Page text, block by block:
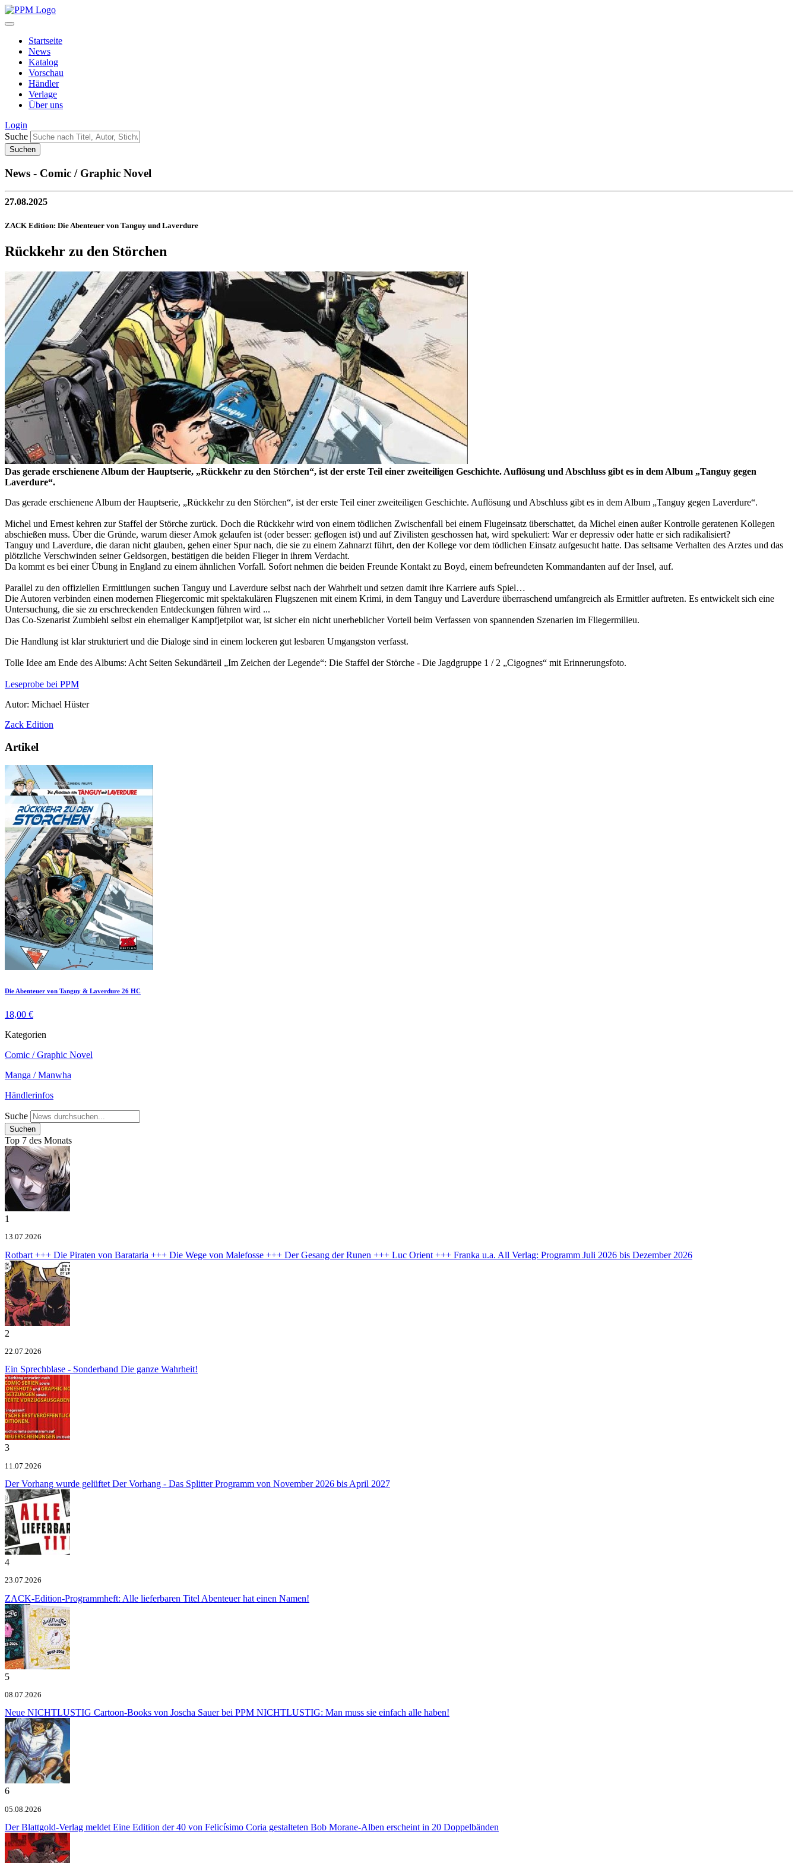
Startseite
News
Katalog
Vorschau
Händler
Verlage
Über uns
Login
Suche
News - Comic / Graphic Novel
27.08.2025
ZACK Edition: Die Abenteuer von Tanguy und Laverdure
Rückkehr zu den Störchen
Das gerade erschienene Album der Hauptserie, „Rückkehr zu den Störchen“, ist der erste Teil einer zweiteiligen Geschichte. Auflösung und Abschluss gibt es in dem Album „Tanguy gegen
Laverdure“.
Das gerade erschienene Album der Hauptserie, „Rückkehr zu den Störchen“, ist der erste Teil einer zweiteiligen Geschichte. Auflösung und Abschluss gibt es in dem Album „Tanguy gegen Laverdure“.
Michel und Ernest kehren zur Staffel der Störche zurück. Doch die Rückkehr wird von einem tödlichen Zwischenfall bei einem Flugeinsatz überschattet, da Michel einen außer Kontrolle geratenen Kollegen
abschießen muss. Über die Gründe, warum dieser Amok gelaufen ist (oder besser: geflogen ist) und auf Zivilisten geschossen hat, wird spekuliert: War er depressiv oder hatte er sich radikalisiert?
Tanguy und Laverdure, die daran nicht glauben, gehen einer Spur nach, die sie zu einem Zahnarzt führt, den der Kollege vor dem tödlichen Einsatz aufgesucht hatte. Das seltsame Verhalten des Arztes und das
plötzliche Verschwinden seiner Geldsorgen, bestätigen die beiden Flieger in ihrem Verdacht.
Da kommt es bei einer Übung in England zu einem ähnlichen Vorfall. Sofort nehmen die beiden Freunde Kontakt zu Boyd, einem befreundeten Kommandanten auf der Insel, auf.
Parallel zu den offiziellen Ermittlungen suchen Tanguy und Laverdure selbst nach der Wahrheit und setzen damit ihre Karriere aufs Spiel…
Die Autoren verbinden einen modernen Fliegercomic mit spektakulären Flugszenen mit einem Krimi, in dem Tanguy und Laverdure überraschend umfangreich als Ermittler auftreten. Es entwickelt sich eine
Untersuchung, die sie zu erschreckenden Entdeckungen führen wird ...
Das Co-Szenarist Zumbiehl selbst ein ehemaliger Kampfjetpilot war, ist sicher ein nicht unerheblicher Vorteil beim Verfassen von spannenden Szenarien im Fliegermilieu.
Die Handlung ist klar strukturiert und die Dialoge sind in einem lockeren gut lesbaren Umgangston verfasst.
Tolle Idee am Ende des Albums: Acht Seiten Sekundärteil „Im Zeichen der Legende“: Die Staffel der Störche - Die Jagdgruppe 1 / 2 „Cigognes“ mit Erinnerungsfoto.
Leseprobe bei PPM
Autor: Michael Hüster
Zack Edition
Artikel
Die Abenteuer von Tanguy & Laverdure 26 HC
18,00 €
Kategorien
Comic / Graphic Novel
Manga / Manwha
Händlerinfos
Suche
Top 7 des Monats
1
13.07.2026
Rotbart +++ Die Piraten von Barataria +++ Die Wege von Malefosse +++ Der Gesang der Runen +++ Luc Orient +++ Franka u.a. All Verlag: Programm Juli 2026 bis Dezember 2026
2
22.07.2026
Ein Sprechblase - Sonderband Die ganze Wahrheit!
3
11.07.2026
Der Vorhang wurde gelüftet Der Vorhang - Das Splitter Programm von November 2026 bis April 2027
4
23.07.2026
ZACK-Edition-Programmheft: Alle lieferbaren Titel Abenteuer hat einen Namen!
5
08.07.2026
Neue NICHTLUSTIG Cartoon-Books von Joscha Sauer bei PPM NICHTLUSTIG: Man muss sie einfach alle haben!
6
05.08.2026
Der Blattgold-Verlag meldet Eine Edition der 40 von Felicísimo Coria gestalteten Bob Morane-Alben erscheint in 20 Doppelbänden